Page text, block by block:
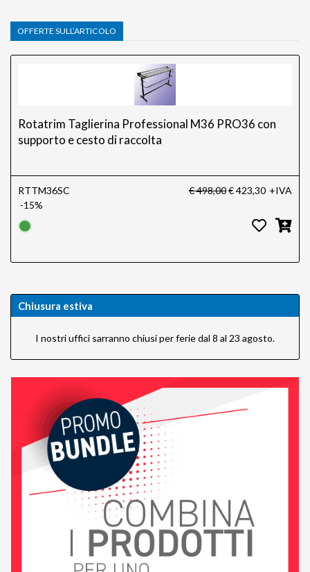
OFFERTE SULL’ARTICOLO
Rotatrim Taglierina Professional M36 PRO36 con
supporto e cesto di raccolta
RTTM36SC
-15%
€ 498,00€ 423,30 +IVA
Chiusura estiva
I nostri uffici sarranno chiusi per ferie dal 8 al 23 agosto.